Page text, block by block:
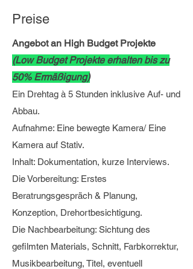
Preise
Angebot an High Budget Projekte
(Low Budget Projekte erhalten bis zu
50% Ermäßigung)
Ein Drehtag à 5 Stunden inklusive Auf- und
Abbau.
Aufnahme: Eine bewegte Kamera/ Eine
Kamera auf Stativ.
Inhalt: Dokumentation, kurze Interviews.
Die Vorbereitung: Erstes
Beratrungsgespräch & Planung,
Konzeption, Drehortbesichtigung.
Die Nachbearbeitung: Sichtung des
gefilmten Materials, Schnitt, Farbkorrektur,
Musikbearbeitung, Titel, eventuell